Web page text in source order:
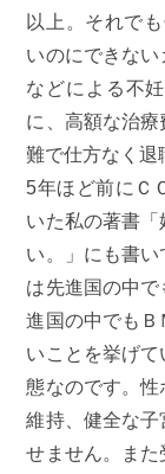
以上。それで
いのにできな
などによる不
に、高額な治
難で仕方なく退
5年ほど前にＣ
いた私の著書
い。」にも書
は先進国の中
進国の中でも
いことを挙げ
態なのです。
維持、健全な
せません。また